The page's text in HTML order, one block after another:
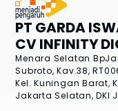
PT GARDA
CV INFINITY
Menara Selatan
Subroto, Kav.38,
Kel. Kuningan Barat,
Jakarta Selatan, DKI